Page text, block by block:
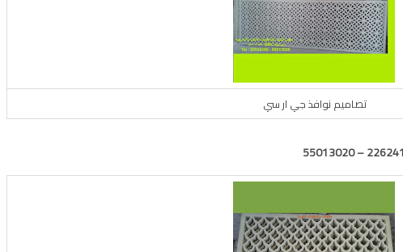
تصاميم نوافذ جي ار سي